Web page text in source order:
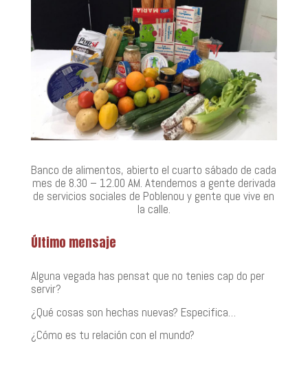
Banco de alimentos, abierto el cuarto sábado de cada
mes de 8.30 – 12.00 AM. Atendemos a gente derivada
de servicios sociales de Poblenou y gente que vive en
la calle.
Último mensaje
Alguna vegada has pensat que no tenies cap do per
servir?
¿Qué cosas son hechas nuevas? Especifica…
¿Cómo es tu relación con el mundo?